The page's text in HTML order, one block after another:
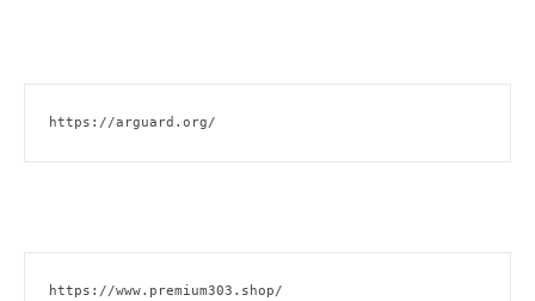
https://arguard.org/
https://www.premium303.shop/